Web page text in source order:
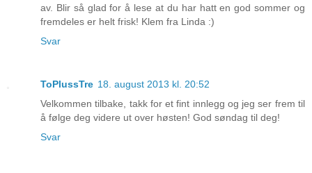
av. Blir så glad for å lese at du har hatt en god sommer og
fremdeles er helt frisk! Klem fra Linda :)
Svar
ToPlussTre 18. august 2013 kl. 20:52
Velkommen tilbake, takk for et fint innlegg og jeg ser frem til
å følge deg videre ut over høsten! God søndag til deg!
Svar